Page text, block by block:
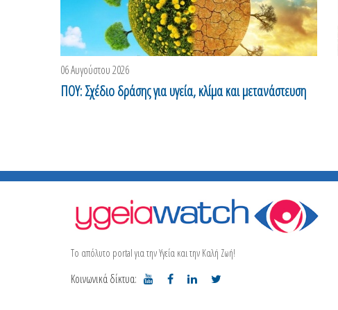
06 Αυγούστου 2026
ΠΟΥ: Σχέδιο δράσης για υγεία, κλίμα και μετανάστευση
Το απόλυτο portal για την Υγεία και την Καλή Ζωή!
Κοινωνικά δίκτυα: